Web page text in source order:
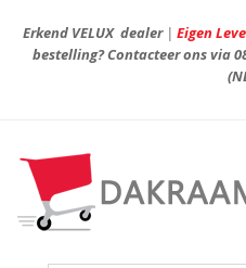
Erkend VELUX dealer| Eigen
bestelling? Contacteer ons via